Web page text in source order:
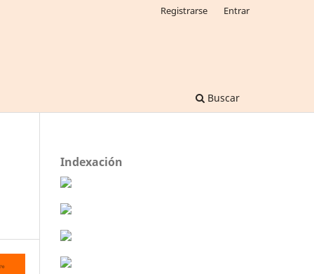
Buscar
Registrarse Entrar
Indexación